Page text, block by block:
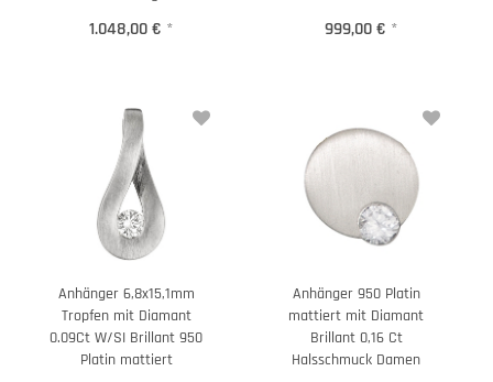
1.048,00 € * 999,00 € *
Anhänger 6,8x15,1mm
Tropfen mit Diamant
0.09Ct W/SI Brillant 950
Platin mattiert
Anhänger 950 Platin
mattiert mit Diamant
Brillant 0,16 Ct
Halsschmuck Damen